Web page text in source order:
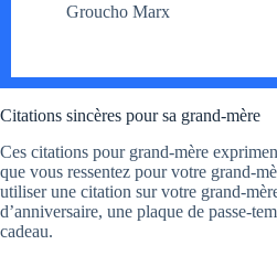
Groucho Marx
Citations sincères pour sa grand-mère
Ces citations pour grand-mère
que vous ressentez pour votre grand-
utiliser une citation sur votre grand-
d’anniversaire, une plaque de passe-
cadeau.